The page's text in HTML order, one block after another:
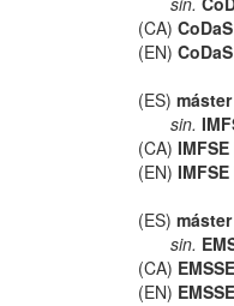
(CA)CoDaS
(EN)CoDaS
(ES)
sin.
(CA)IMFSE
(EN)IMFSE
(ES)
sin.
(CA) EMSSE
(EN) EMSSE